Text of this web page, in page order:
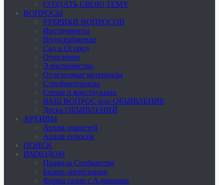
СОЗДАТЬ СВОЮ ТЕМУ
ВОПРОСЫ
РУБРИКИ ВОПРОСОВ
Инструменты
Водоснабжение
Сад и Огород
Отопление
Электричество
Отделочные материалы
Стройматериалы
Стены и конструкции
ВАШ ВОПРОС или ОБЪЯВЛЕНИЕ
Доска ОБЪЯВЛЕНИЙ
АРХИВЫ
Архив новостей
Архив опросов
ПОИСК
ИМХОДОМ
Правила Сообщества
Бизнес-интеграция
Форма связи с Админами